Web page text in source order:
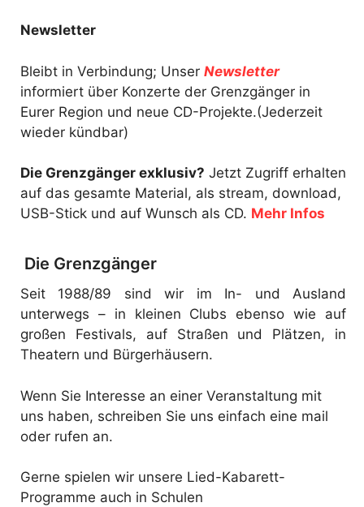
Newsletter
Bleibt in Verbindung; Unser Newsletter
informiert über Konzerte der Grenzgänger in
Eurer Region und neue CD-Projekte.(Jederzeit
wieder kündbar)
Die Grenzgänger exklusiv? Jetzt Zugriff erhalten
auf das gesamte Material, als stream, download,
USB-Stick und auf Wunsch als CD. Mehr Infos
Die Grenzgänger
Seit 1988/89 sind wir im In- und Ausland
unterwegs – in kleinen Clubs ebenso wie auf
großen Festivals, auf Straßen und Plätzen, in
Theatern und Bürgerhäusern.
Wenn Sie Interesse an einer Veranstaltung mit
uns haben, schreiben Sie uns einfach eine mail
oder rufen an.
Gerne spielen wir unsere Lied-Kabarett-
Programme auch in Schulen